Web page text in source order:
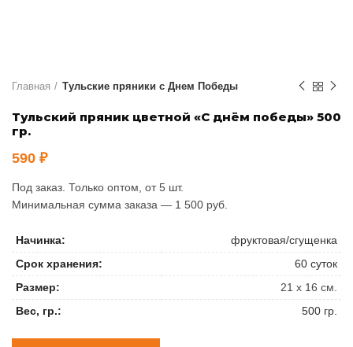
Главная Тульские пряники с Днем Победы
Тульский пряник цветной «С днём победы» 500
гр.
590 ₽
Под заказ. Только оптом, от 5 шт.
Минимальная сумма заказа — 1 500 руб.
Начинка:
фруктовая/сгущенка
Срок хранения:
60 суток
Размер:
21 х 16 см.
Вес, гр.:
500 гр.